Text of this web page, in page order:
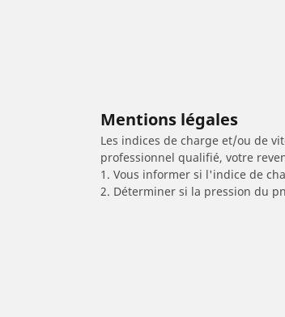
Mentions légales
Les indices de charge et/ou de
professionnel qualifié, votre
1. Vous informer si l'indice de
2. Déterminer si la pression du